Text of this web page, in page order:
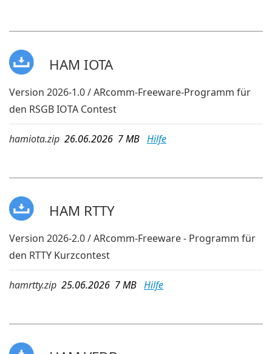
HAM IOTA
Version 2026-1.0 / ARcomm-Freeware-Programm für
den RSGB IOTA Contest
hamiota.zip 26.06.2026 7 MB Hilfe
HAM RTTY
Version 2026-2.0 / ARcomm-Freeware - Programm für
den RTTY Kurzcontest
hamrtty.zip 25.06.2026 7 MB Hilfe